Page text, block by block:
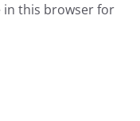
in this browser for